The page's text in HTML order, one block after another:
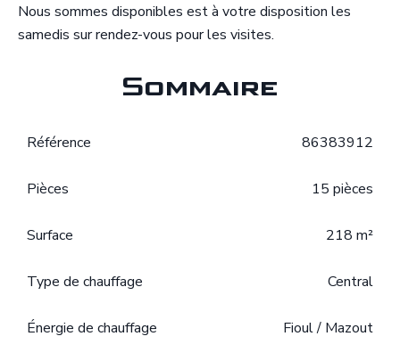
Nous sommes disponibles est à votre disposition les
samedis sur rendez-vous pour les visites.
Sommaire
Référence 86383912
Pièces 15 pièces
Surface 218 m²
Type de chauffage Central
Énergie de chauffage Fioul / Mazout